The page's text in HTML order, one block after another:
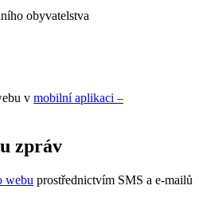
obyvatelstva
v mobilní aplikaci –
zpráv
webu prostřednictvím SMS a e-mailů